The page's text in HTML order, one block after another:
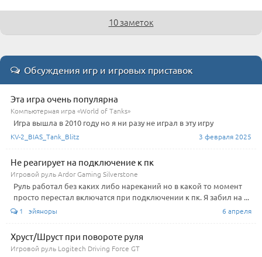
10 заметок
Обсуждения игр и игровых приставок
Эта игра очень популярна
Компьютерная игра «World of Tanks»
Игра вышла в 2010 году но я ни разу не играл в эту игру
KV-2_BIAS_Tank_Blitz 3 февраля 2025
Не реагирует на подключение к пк
Игровой руль Ardor Gaming Silverstone
Руль работал без каких либо нареканий но в какой то момент
просто перестал включатся при подключении к пк. Я забил на ...
1 эйяноры 6 апреля
Хруст/Шруст при повороте руля
Игровой руль Logitech Driving Force GT